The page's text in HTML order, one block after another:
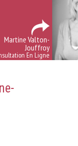
Martine Valton-
Jouffroy
En Ligne